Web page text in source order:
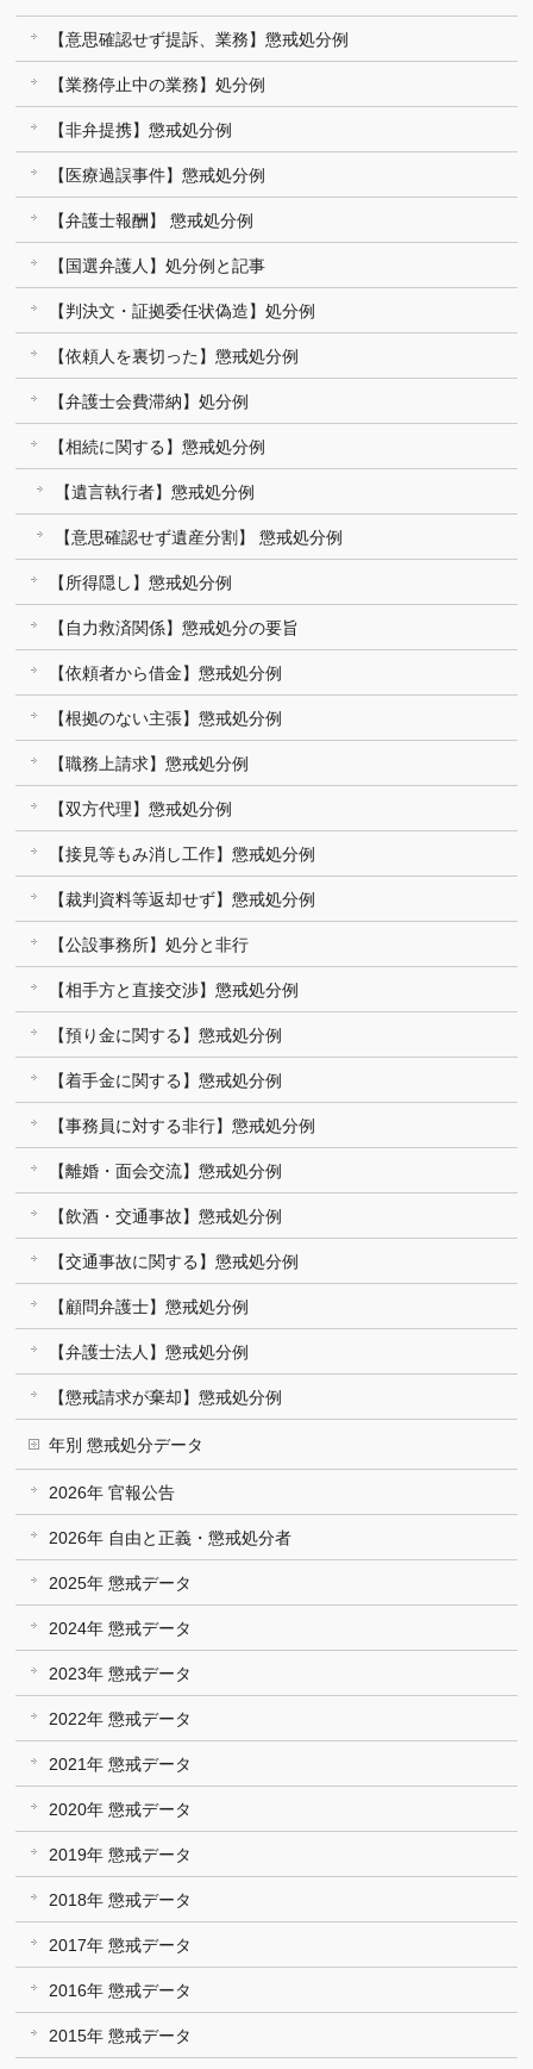
【意思確認せず提訴、業務】懲戒処分例
【業務停止中の業務】処分例
【非弁提携】懲戒処分例
【医療過誤事件】懲戒処分例
【弁護士報酬】 懲戒処分例
【国選弁護人】処分例と記事
【判決文・証拠委任状偽造】処分例
【依頼人を裏切った】懲戒処分例
【弁護士会費滞納】処分例
【相続に関する】懲戒処分例
【遺言執行者】懲戒処分例
【意思確認せず遺産分割】 懲戒処分例
【所得隠し】懲戒処分例
【自力救済関係】懲戒処分の要旨
【依頼者から借金】懲戒処分例
【根拠のない主張】懲戒処分例
【職務上請求】懲戒処分例
【双方代理】懲戒処分例
【接見等もみ消し工作】懲戒処分例
【裁判資料等返却せず】懲戒処分例
【公設事務所】処分と非行
【相手方と直接交渉】懲戒処分例
【預り金に関する】懲戒処分例
【着手金に関する】懲戒処分例
【事務員に対する非行】懲戒処分例
【離婚・面会交流】懲戒処分例
【飲酒・交通事故】懲戒処分例
【交通事故に関する】懲戒処分例
【顧問弁護士】懲戒処分例
【弁護士法人】懲戒処分例
【懲戒請求が棄却】懲戒処分例
年別 懲戒処分データ
2026年 官報公告
2026年 自由と正義・懲戒処分者
2025年 懲戒データ
2024年 懲戒データ
2023年 懲戒データ
2022年 懲戒データ
2021年 懲戒データ
2020年 懲戒データ
2019年 懲戒データ
2018年 懲戒データ
2017年 懲戒データ
2016年 懲戒データ
2015年 懲戒データ